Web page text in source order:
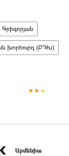
խորհուրդ (ԲԴԽ)
Արմենիա